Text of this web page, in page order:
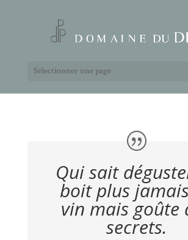
Sélectionner une page
Qui sait
boit plus
vin mais goûte
secrets.